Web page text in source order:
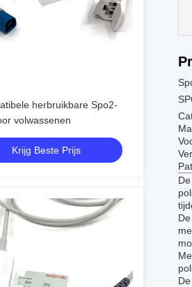
herbruikbare Spo2-
volwassenen
Krijg Beste Prijs